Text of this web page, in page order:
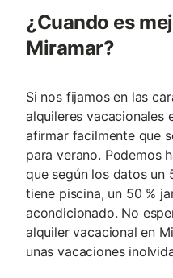
¿Cuando es
Miramar?
Si nos fijamos en las
alquileres vacacionales
afirmar facilmente que
para verano. Podemos
que según los datos un
tiene piscina, un 50 %
acondicionado. No
alquiler vacacional en
unas vacaciones